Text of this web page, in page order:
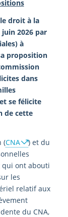
droit à la
2026 par
à
proposition
dans
se félicite
de cette
(CNA
) et du
qui ont abouti
les
relatif aux
du CNA,